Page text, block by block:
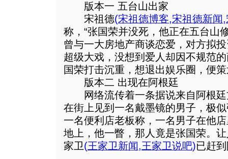
版本一 五台山出家
宋祖德(宋祖德博客,宋祖德新闻,
称，“张国荣并没死，他正在五台山
曾与一大房地产商谈恋爱，对方拟
超级大戏，没想到爱人却因不规范
国荣打击沉重，想退出娱乐圈，便
版本二 出现在阿根廷
网络流传着一条据说来自阿根廷
在街上见到一名戴墨镜的男子，极
一名便利店老板称，一名男子在他
地上，他一瞥，那人竟是张国荣。
家卫(王家卫新闻,王家卫说吧)已赶